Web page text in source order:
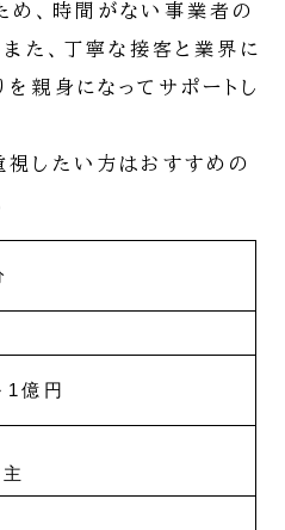
め、時間がない事業者の
また、丁寧な接客と業界に
親身になってサポートし
したい方はおすすめの
1億円